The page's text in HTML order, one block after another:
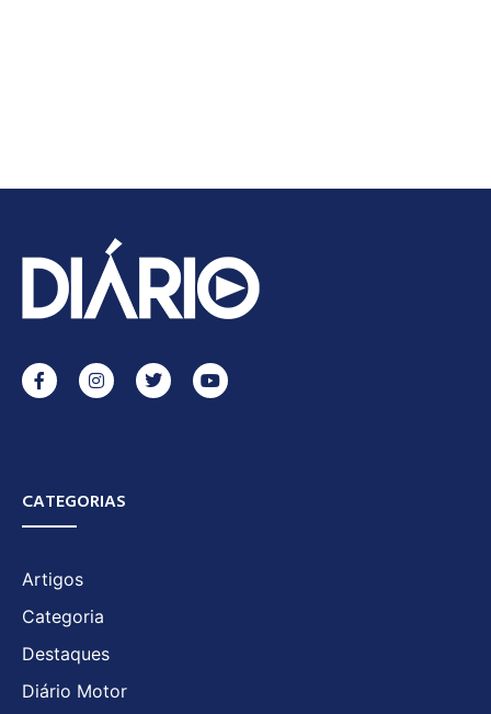
CATEGORIAS
Artigos
Categoria
Destaques
Diário Motor